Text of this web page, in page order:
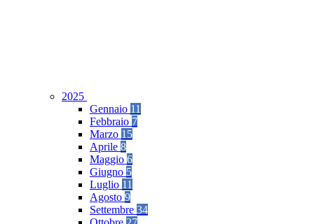
2025
Gennaio 11
Febbraio 7
Marzo 15
Aprile 8
Maggio 6
Giugno 5
Luglio 11
Agosto 9
Settembre 34